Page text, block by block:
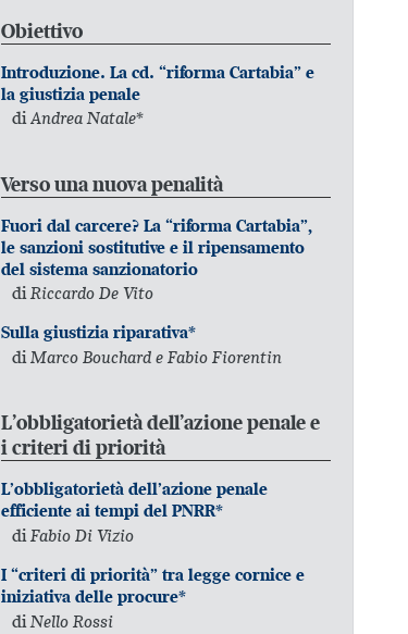
Obiettivo
Introduzione. La cd. “riforma Cartabia” e
la giustizia penale
diAndrea Natale*
Verso una nuova penalità
Fuori dal carcere? La “riforma Cartabia”,
le sanzioni sostitutive e il ripensamento
del sistema sanzionatorio
diRiccardo De Vito
Sulla giustizia riparativa*
diMarco Bouchard e Fabio Fiorentin
L’obbligatorietà dell’azione penale e
i criteri di priorità
L’obbligatorietà dell’azione penale
efficiente ai tempi del PNRR*
di Fabio Di Vizio
I “criteri di priorità” tra legge cornice e
iniziativa delle procure*
di Nello Rossi